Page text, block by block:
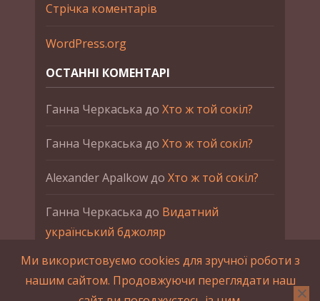
Стрічка коментарів
WordPress.org
ОСТАННІ КОМЕНТАРІ
Ганна Черкаська до Хто ж той сокіл?
Ганна Черкаська до Хто ж той сокіл?
Alexander Apalkowдо Хто ж той сокіл?
Ганна Черкаська до Видатний
український бджоляр
Ганна ЧеркаськадоПетро Франко
Ми використовуємо cookies для зручної роботи з
нашим сайтом. Продовжуючи переглядати наш